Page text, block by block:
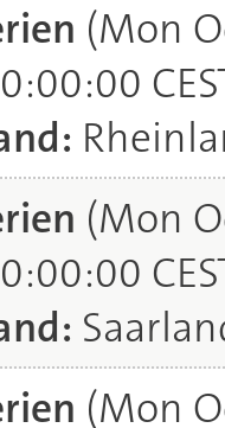
(Mon
(Mon
(Mon